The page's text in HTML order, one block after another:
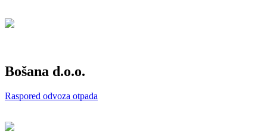
Bošana d.o.o.
Raspored odvoza otpada